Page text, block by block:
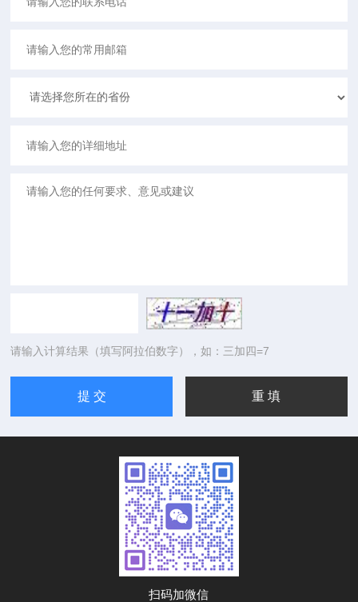
请输入计算结果（填写阿拉伯数字），如：三加四=7
扫码加微信